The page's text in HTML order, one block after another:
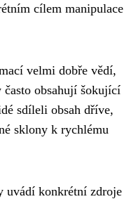
cílem manipulace
velmi dobře vědí,
obsahují šokující
sdíleli obsah dříve,
sklony k rychlému
uvádí konkrétní zdroje